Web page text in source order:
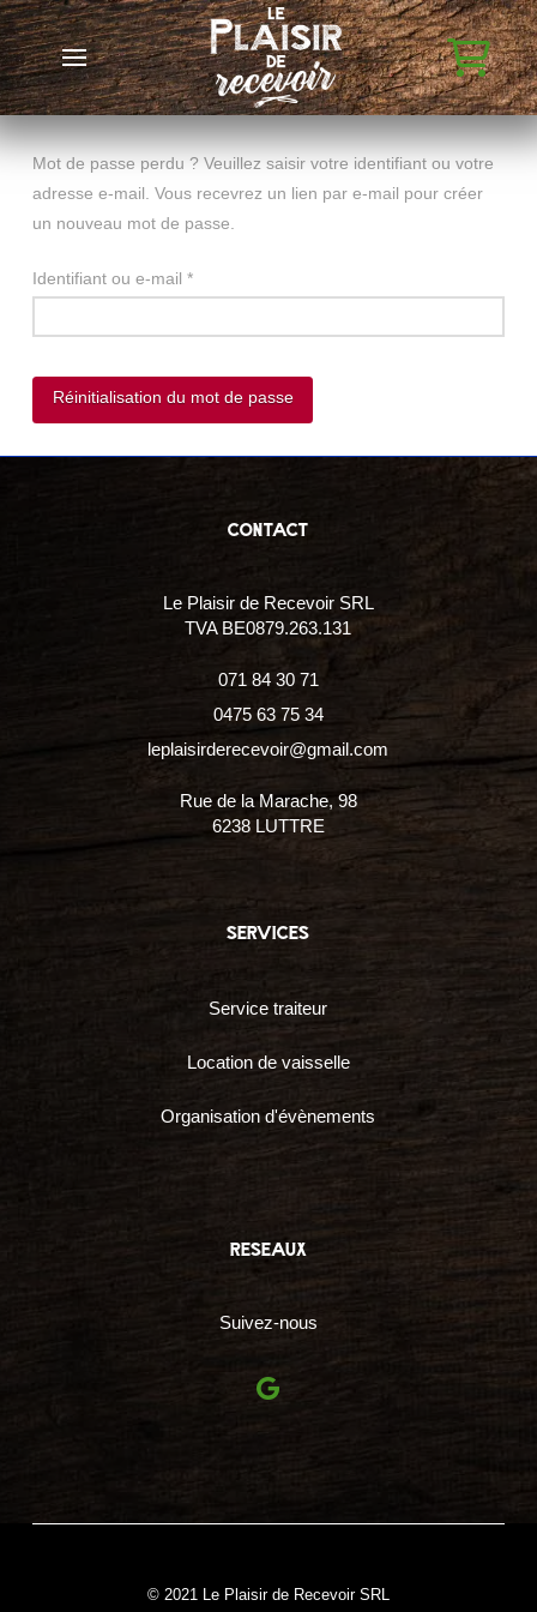
Mot de passe perdu ? Veuillez saisir votre identifiant ou votre
adresse e-mail. Vous recevrez un lien par e-mail pour créer
un nouveau mot de passe.
Identifiant ou e-mail *Obligatoire
Réinitialisation du mot de passe
contact
Le Plaisir de Recevoir SRL
TVA BE0879.263.131
071 84 30 71
0475 63 75 34
leplaisirderecevoir@gmail.com
Rue de la Marache, 98
6238 LUTTRE
services
Service traiteur
Location de vaisselle
Organisation d'évènements
reseaux
Suivez-nous
© 2021 Le Plaisir de Recevoir SRL